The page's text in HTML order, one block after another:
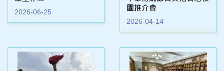
2026-06-25
園推介會
2026-04-14